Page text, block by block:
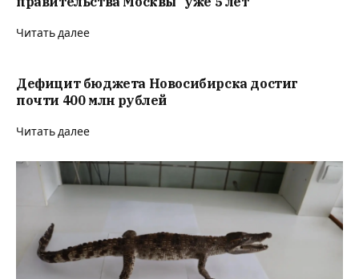
Читать далее
Дефицит бюджета Новосибирска достиг
почти 400 млн рублей
Читать далее